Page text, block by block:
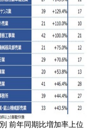
前年同期比増加率上位